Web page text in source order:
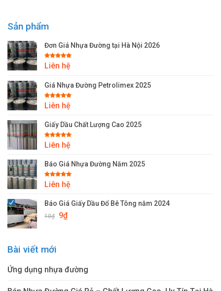
Sản phẩm
Đơn Giá Nhựa Đường tại Hà Nội 2026
Được xếp
hạng5.00
Liên hệ
Giá Nhựa Đường Petrolimex 2025
Được xếp
hạng5.00
Liên hệ
Giấy Dầu Chất Lượng Cao 2025
Được xếp
hạng5.00
Liên hệ
Báo Giá Nhựa Đường Năm 2025
Được xếp
hạng5.00
Liên hệ
Báo Giá Giấy Dầu Đổ Bê Tông năm 2024
10₫
Giá
9₫Giá
Bài viết mới
Ứng dụng nhựa đường